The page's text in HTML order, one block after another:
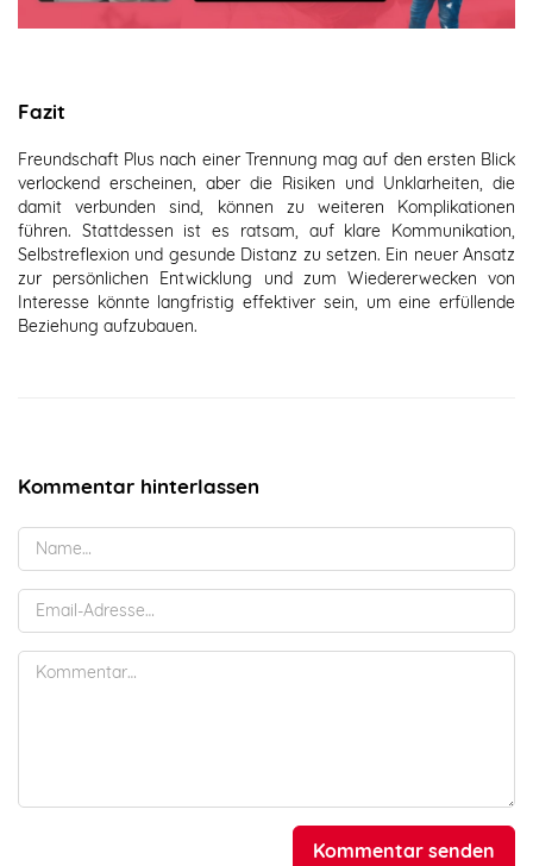
Fazit
Freundschaft Plus nach einer Trennung mag auf den ersten Blick
verlockend erscheinen, aber die Risiken und Unklarheiten, die
damit verbunden sind, können zu weiteren Komplikationen
führen. Stattdessen ist es ratsam, auf klare Kommunikation,
Selbstreflexion und gesunde Distanz zu setzen. Ein neuer Ansatz
zur persönlichen Entwicklung und zum Wiedererwecken von
Interesse könnte langfristig effektiver sein, um eine erfüllende
Beziehung aufzubauen.
Kommentar hinterlassen
Kommentar senden